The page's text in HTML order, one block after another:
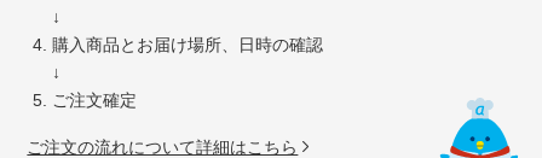
↓
購入商品とお届け場所、日時の確認
↓
ご注文確定
ご注文の流れについて詳細はこちら